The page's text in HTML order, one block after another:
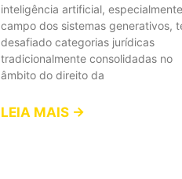
inteligência artificial,
campo dos sistemas generativos,
desafiado categorias jurídicas
tradicionalmente consolidadas no
âmbito do direito da
LEIA MAIS →